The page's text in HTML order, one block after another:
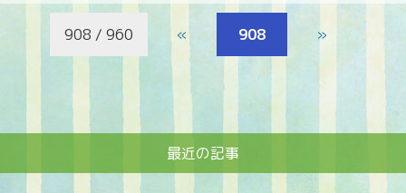
908 / 960 « 908 »
最近の記事